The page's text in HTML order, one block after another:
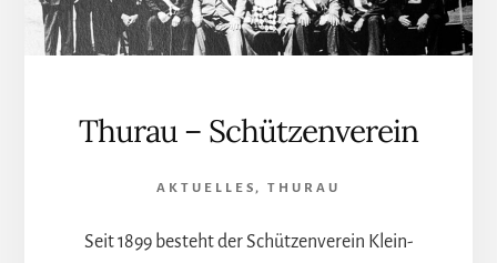
Thurau – Schützenverein
AKTUELLES , THURAU
Seit 1899 besteht der Schützenverein Klein-